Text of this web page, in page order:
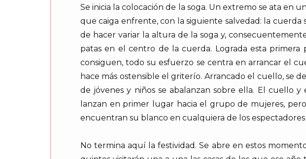
Se inicia la colocación de la soga. Un extremo se ata en
que caiga enfrente, con la siguiente salvedad: la
de hacer variar la altura de la soga y,
patas en el centro de la cuerda. Lograda esta
consiguen, todo su esfuerzo se centra en arrancar el
hace más ostensible el griterío. Arrancado el cuello, se
de jóvenes y niños se abalanzan sobre ella. El cuello
lanzan en primer lugar hacia el grupo de mujeres,
encuentran su blanco en cualquiera de los
No termina aquí la festividad. Se abre en estos